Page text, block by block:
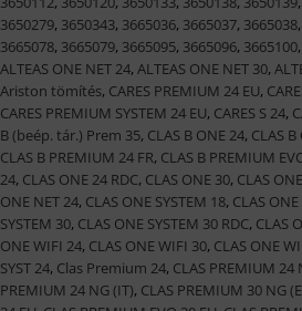
3650279, 3650343, 3665036, 3665037, 3665038,
3665078, 3665079, 3665095, 3665096, 3665100,
ALTEAS ONE NET 24, ALTEAS ONE NET 30,
Ariston tömítés, CARES PREMIUM 24 EU,
CARES PREMIUM SYSTEM 24 EU, CARES S 24,
B (beép. tár.) Prem 35, CLAS B ONE 24, CLAS
CLAS B PREMIUM 24 FR, CLAS B PREMIUM
24, CLAS ONE 24 RDC, CLAS ONE 30, CLAS
ONE NET 24, CLAS ONE SYSTEM 18, CLAS
SYSTEM 30, CLAS ONE SYSTEM 30 RDC, CLAS
ONE WIFI 24, CLAS ONE WIFI 30, CLAS ONE
SYST 24, Clas Premium 24, CLAS PREMIUM 24
PREMIUM 24 NG (IT), CLAS PREMIUM 30 NG